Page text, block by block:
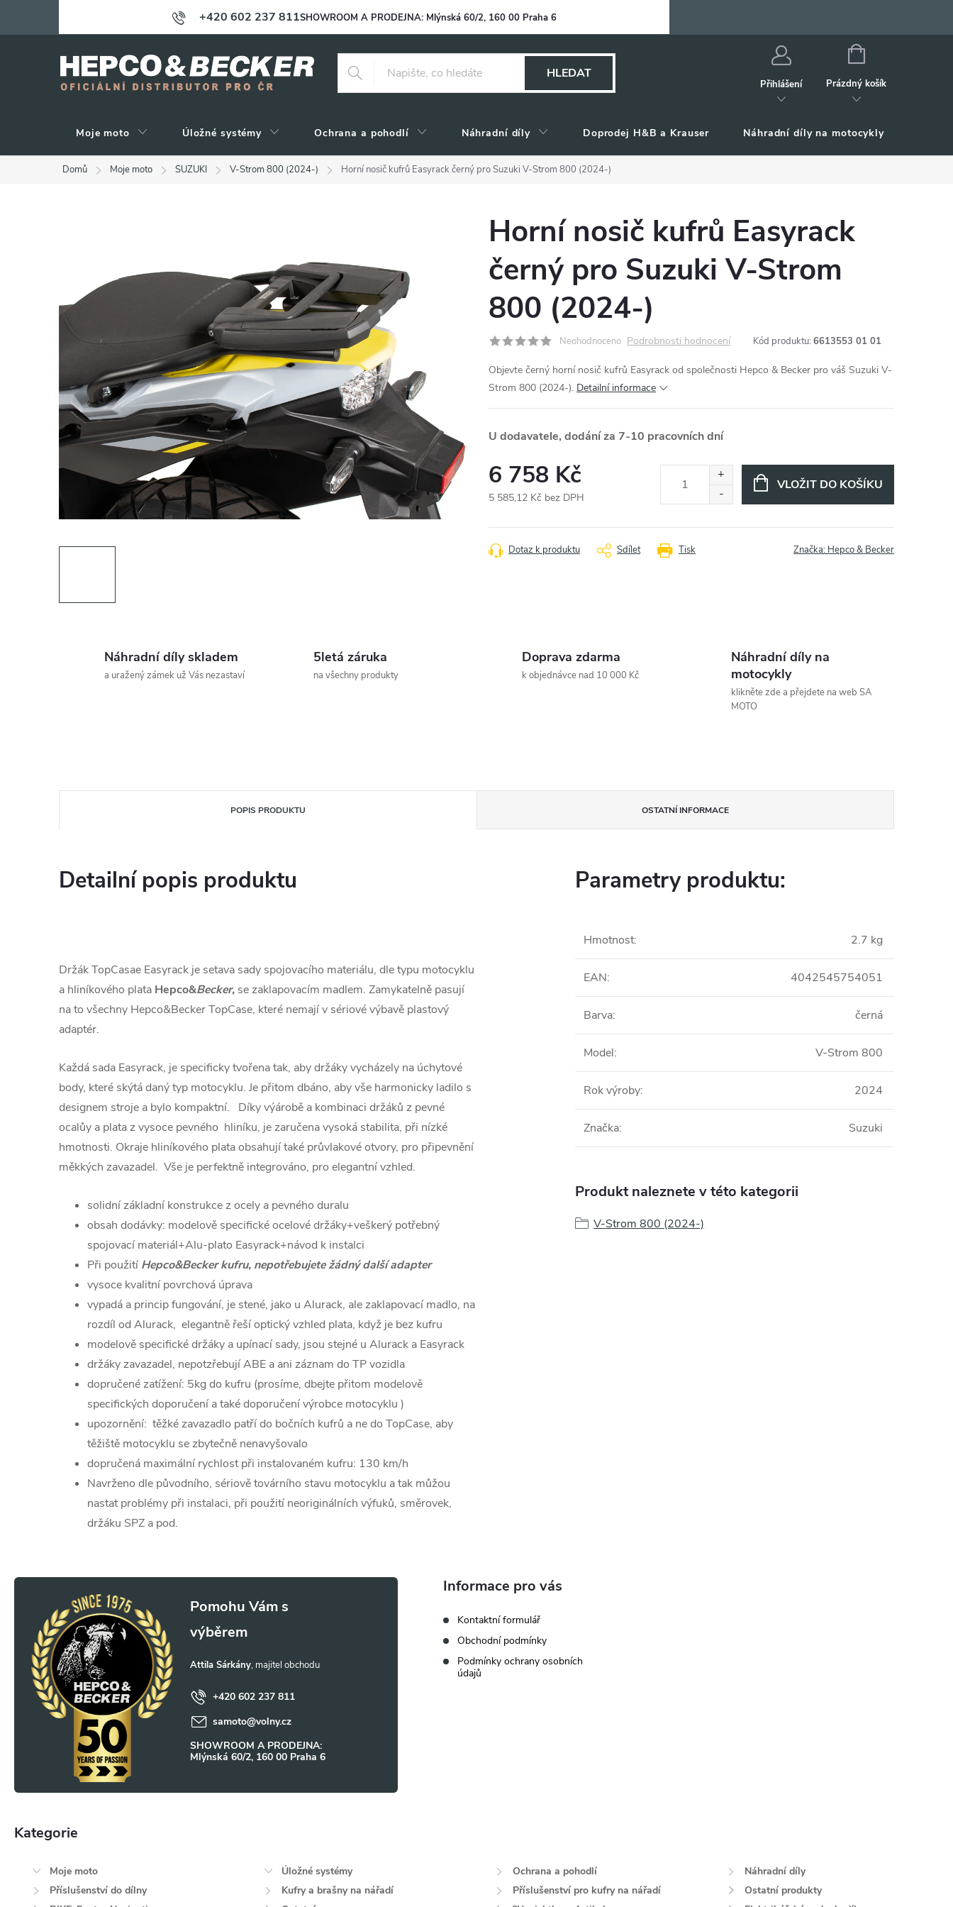
+420 602 237 811SHOWROOM A PRODEJNA: Mlýnská 60/2, 160 00 Praha 6
HLEDAT
Přihlášení
NÁKUPNÍ
Prázdný košík
Moje moto Úložné systémy Ochrana a pohodlí Náhradní díly Doprodej H&B a Krauser Náhradní díly na motocykly
Domů Moje moto SUZUKI V-Strom 800 (2024-) Horní nosič kufrů Easyrack černý pro Suzuki V-Strom 800 (2024-)
Horní nosič kufrů Easyrack
černý pro Suzuki V-Strom
800 (2024-)
Neohodnoceno Podrobnosti hodnocení Kód produktu: 6613553 01 01
Objevte černý horní nosič kufrů Easyrack od společnosti Hepco & Becker pro váš Suzuki V-
Strom 800 (2024-). Detailní informace
U dodavatele, dodání za 7-10 pracovních dní
6 758 Kč
5 585,12 Kč bez DPH
cena:
VLOŽIT DO KOŠÍKU
Tisk
Dotaz k produktu Sdílet Značka: Hepco & Becker
Náhradní díly skladem
a uražený zámek už Vás nezastaví
5letá záruka
na všechny produkty
Doprava zdarma
k objednávce nad 10 000 Kč
Náhradní díly na
motocykly
klikněte zde a přejdete na web SA
MOTO
POPIS PRODUKTU OSTATNÍ INFORMACE
Detailní popis produktu
Držák TopCasae Easyrack je setava sady spojovacího materiálu, dle typu motocyklu
a hliníkového plata Hepco&Becker, se zaklapovacím madlem. Zamykatelně pasují
na to všechny Hepco&Becker TopCase, které nemají v sériové výbavě plastový
adaptér.
Každá sada Easyrack, je specificky tvořena tak, aby držáky vycházely na úchytové
body, které skýtá daný typ motocyklu. Je přitom dbáno, aby vše harmonicky ladilo s
designem stroje a bylo kompaktní. Díky výárobě a kombinaci držáků z pevné
ocalůy a plata z vysoce pevného hliníku, je zaručena vysoká stabilita, při nízké
hmotnosti. Okraje hliníkového plata obsahují také průvlakové otvory, pro připevnění
měkkých zavazadel. Vše je perfektně integrováno, pro elegantní vzhled.
solidní základní konstrukce z ocely a pevného duralu
obsah dodávky: modelově specifické ocelové držáky+veškerý potřebný
spojovací materiál+Alu-plato Easyrack+návod k instalci
Při použití Hepco&Becker kufru, nepotřebujete žádný další adapter
vysoce kvalitní povrchová úprava
vypadá a princip fungování, je stené, jako u Alurack, ale zaklapovací madlo, na
rozdíl od Alurack, elegantně řeší optický vzhled plata, když je bez kufru
modelově specifické držáky a upínací sady, jsou stejné u Alurack a Easyrack
držáky zavazadel, nepotzřebují ABE a ani záznam do TP vozidla
dopručené zatížení: 5kg do kufru (prosíme, dbejte přitom modelově
specifických doporučení a také doporučení výrobce motocyklu )
upozornění: těžké zavazadlo patří do bočních kufrů a ne do TopCase, aby
těžiště motocyklu se zbytečně nenavyšovalo
dopručená maximální rychlost při instalovaném kufru: 130 km/h
Navrženo dle původního, sériově továrního stavu motocyklu a tak můžou
nastat problémy při instalaci, při použití neoriginálních výfuků, směrovek,
držáku SPZ a pod.
Parametry produktu:
Hmotnost: 2.7 kg
EAN: 4042545754051
Barva: černá
Model: V-Strom 800
Rok výroby: 2024
Značka: Suzuki
Produkt naleznete v této kategorii
V-Strom 800 (2024-)
Z
Attila Sárkány
+420 602 237 811
samoto@volny.cz
SHOWROOM A PRODEJNA:
Mlýnská 60/2, 160 00 Praha 6
Informace pro vás
Kontaktní formulář
Obchodní podmínky
Podmínky ochrany osobních
údajů
Přeskočit
Kategorie
Moje moto Úložné systémy Ochrana a pohodlí
Náhradní díly
Příslušenství do dílny
Kufry a brašny na nářadí Příslušenství pro kufry na nářadí
Ostatní produkty